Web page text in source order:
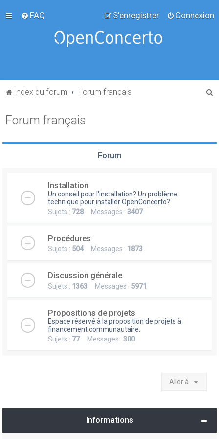
FAQ Connexion
S’enregistrer
Index du forum Forum français
e
Forum français
Forum
Installation
Un conseil pour l'installation? Un problème
technique pour installer OpenConcerto?
Sujets : 728 Messages : 3407
Procédures
Sujets : 504Messages : 1873
Discussion générale
Sujets : 1363 Messages : 5971
Propositions de projets
Espace réservé à la proposition de projets à
financement communautaire.
Sujets : 77Messages : 300
Aller à
Informations